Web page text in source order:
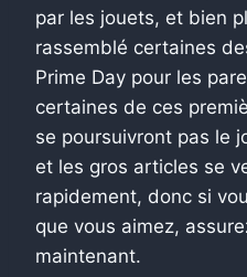
par les jouets, et bien
rassemblé certaines
Prime Day pour les
certaines de ces
se poursuivront pas le
et les gros articles se
rapidement, donc si
que vous aimez,
maintenant.